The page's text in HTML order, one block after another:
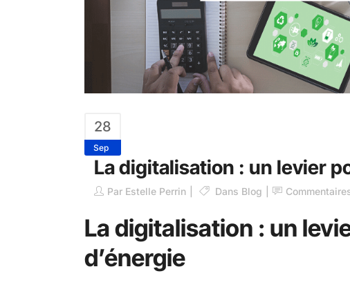
28
Sep
La digitalisation : un levier
Par Estelle Perrin Dans Blog
La digitalisation : un
d’énergie